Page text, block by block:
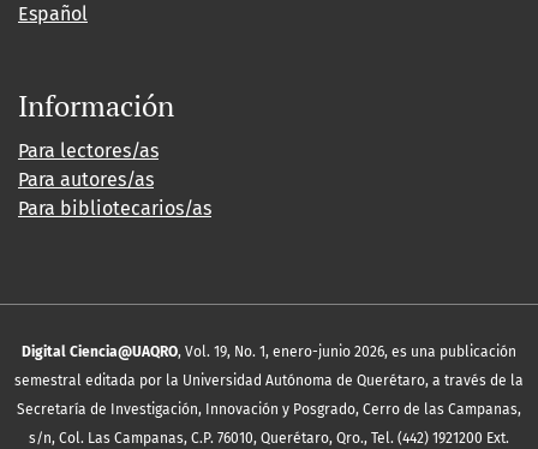
Español
Información
Para lectores/as
Para autores/as
Para bibliotecarios/as
Digital Ciencia@UAQRO, Vol. 19, No. 1, enero-junio 2026, es una publicación
semestral editada por la Universidad Autónoma de Querétaro, a través de la
Secretaría de Investigación, Innovación y Posgrado, Cerro de las Campanas,
s/n, Col. Las Campanas, C.P. 76010, Querétaro, Qro., Tel. (442) 1921200 Ext.